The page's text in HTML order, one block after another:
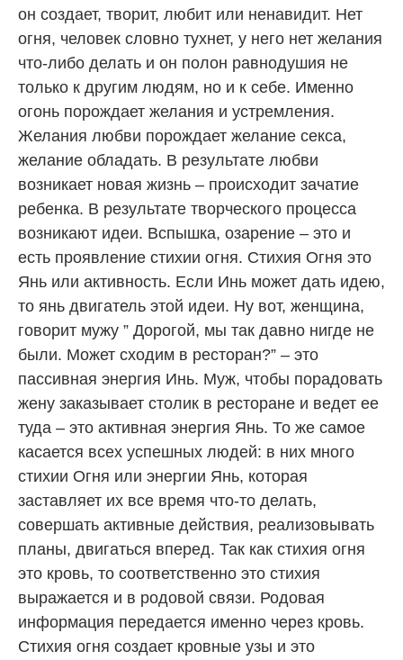
он создает, творит, любит или ненавидит. Нет
огня, человек словно тухнет, у него нет желания
что-либо делать и он полон равнодушия не
только к другим людям, но и к себе. Именно
огонь порождает желания и устремления.
Желания любви порождает желание секса,
желание обладать. В результате любви
возникает новая жизнь – происходит зачатие
ребенка. В результате творческого процесса
возникают идеи. Вспышка, озарение – это и
есть проявление стихии огня. Стихия Огня это
Янь или активность. Если Инь может дать идею,
то янь двигатель этой идеи. Ну вот, женщина,
говорит мужу ” Дорогой, мы так давно нигде не
были. Может сходим в ресторан?” – это
пассивная энергия Инь. Муж, чтобы порадовать
жену заказывает столик в ресторане и ведет ее
туда – это активная энергия Янь. То же самое
касается всех успешных людей: в них много
стихии Огня или энергии Янь, которая
заставляет их все время что-то делать,
совершать активные действия, реализовывать
планы, двигаться вперед. Так как стихия огня
это кровь, то соответственно это стихия
выражается и в родовой связи. Родовая
информация передается именно через кровь.
Стихия огня создает кровные узы и это